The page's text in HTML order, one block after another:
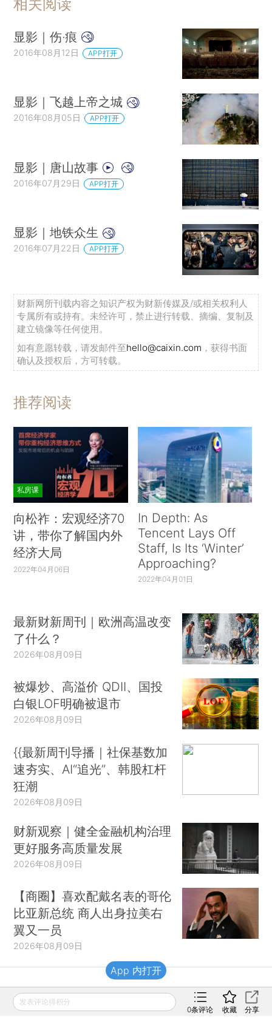
相关阅读
显影｜伤·痕
2016年08月12日 APP打开
显影｜飞越上帝之城
2016年08月05日 APP打开
显影｜唐山故事
2016年07月29日 APP打开
显影｜地铁众生
2016年07月22日 APP打开
财新网所刊载内容之知识产权为财新传媒及/或相关权利人
专属所有或持有。未经许可，禁止进行转载、摘编、复制及
建立镜像等任何使用。
如有意愿转载，请发邮件至hello@caixin.com ，获得书面
确认及授权后，方可转载。
推荐阅读
私房课
向松祚：宏观经济70
讲，带你了解国内外
经济大局
2022年04月06日
In Depth: As
Tencent Lays Off
Staff, Is Its ‘Winter’
Approaching?
2022年04月01日
最新财新周刊｜欧洲高温改变
了什么？
2026年08月09日
被爆炒、高溢价 QDII、国投
白银LOF明确被退市
2026年08月09日
{{最新周刊导播｜社保基数加
速夯实、AI“追光”、韩股杠杆
狂潮
2026年08月09日
财新观察｜健全金融机构治理
更好服务高质量发展
2026年08月09日
【商圈】喜欢配戴名表的哥伦
比亚新总统 商人出身拉美右
翼又一员
2026年08月09日
财新移动
发表评论得积分
0条评论 收藏 分享
App 内打开